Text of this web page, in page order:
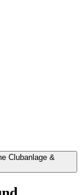
Clubanlage &